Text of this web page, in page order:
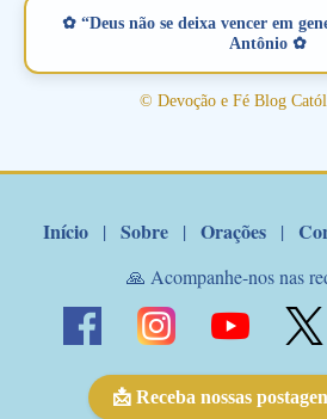
verdadeiro, ou que está com problemas
amoroso, creia na poderosa intercessão
Santo Antonio! Tenha fé, não desista,
junto a Jesus! Fique no Amor Ágape de
✿ “Deus não se deixa vencer em
Antônio ✿
© Devoção e Fé Blog
Início | Sobre | Orações |
🙏 Acompanhe-nos nas
📩 Receba nossas